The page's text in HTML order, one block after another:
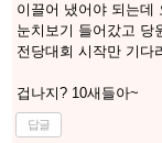
이끌어 냈어야 되는데
눈치보기 들어갔고 당
전당대회 시작만 기다
겁나지? 10새들아~
답글